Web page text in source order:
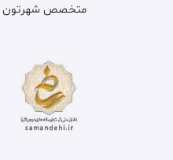
متخصص شهرتون